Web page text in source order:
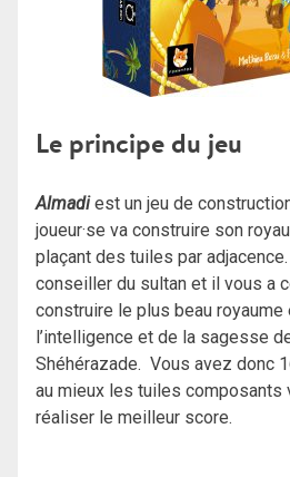
Le principe du jeu
Almadiest un jeu de
joueur·se va construire son
plaçant des tuiles par
conseiller du sultan et il vous a
construire le plus beau royaume
l’intelligence et de la sagesse
Shéhérazade. Vous avez donc
au mieux les tuiles composants
réaliser le meilleur score.